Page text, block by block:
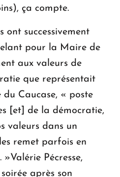
ça compte.
ont successivement
pour la Maire de
aux valeurs de
que représentait
Caucase, « poste
[et] de la démocratie,
valeurs dans un
remet parfois en
»Valérie Pécresse,
après son